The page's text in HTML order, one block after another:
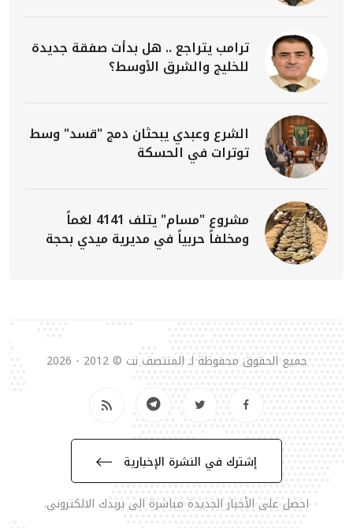
ترامب يتراجع .. هل بدأت صفقة جديدة
للخليج والشرق الأوسط؟
الشرع وعبدي يبحثان دمج "قسد" وسط
توترات في الحسكة
مشروع "مسام" يتلف 4141 لغماً
ومخلفاً حربياً في مديرية ميدي بحجة
جميع الحقوق محفوظة لـ المنتصف نت © 2012 - 2026
إشترك في النشرة الإخبارية
احصل على الأخبار الجديدة مباشرة الى بريدك الالكتروني.